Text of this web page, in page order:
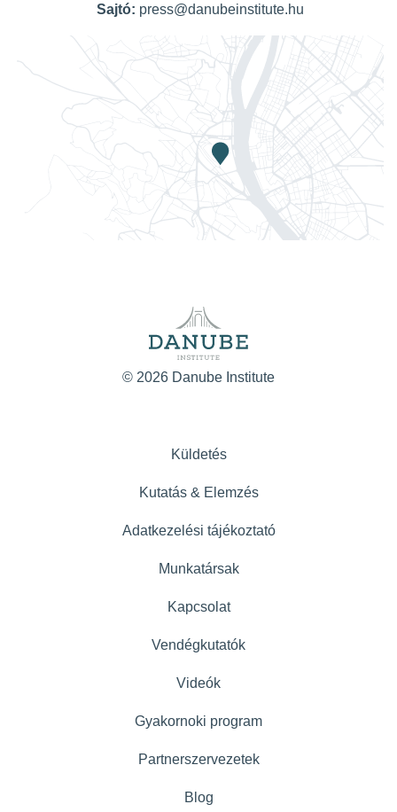
Sajtó: press@danubeinstitute.hu
© 2026 Danube Institute
Küldetés
Kutatás & Elemzés
Adatkezelési tájékoztató
Munkatársak
Kapcsolat
Vendégkutatók
Videók
Gyakornoki program
Partnerszervezetek
Blog